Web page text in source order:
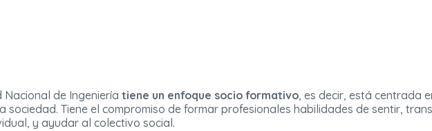
Nacional de Ingeniería tiene un enfoque socio formativo, es decir, está centrada
sociedad. Tiene el compromiso de formar profesionales habilidades de sentir,
y ayudar al colectivo social.